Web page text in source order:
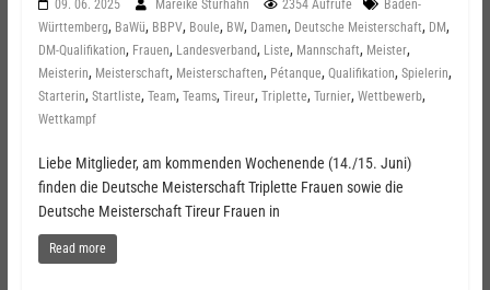
09. 06. 2025 Mareike Sturhahn 2354 Aufrufe
Baden-
Württemberg, BaWü, BBPV, Boule, BW, Damen, Deutsche Meisterschaft, DM,
DM-Qualifikation, Frauen, Landesverband, Liste, Mannschaft, Meister,
Meisterin, Meisterschaft, Meisterschaften, Pétanque, Qualifikation, Spielerin,
Starterin, Startliste, Team, Teams, Tireur, Triplette, Turnier, Wettbewerb,
Wettkampf
Liebe Mitglieder, am kommenden Wochenende (14./15. Juni)
finden die Deutsche Meisterschaft Triplette Frauen sowie die
Deutsche Meisterschaft Tireur Frauen in
Read more